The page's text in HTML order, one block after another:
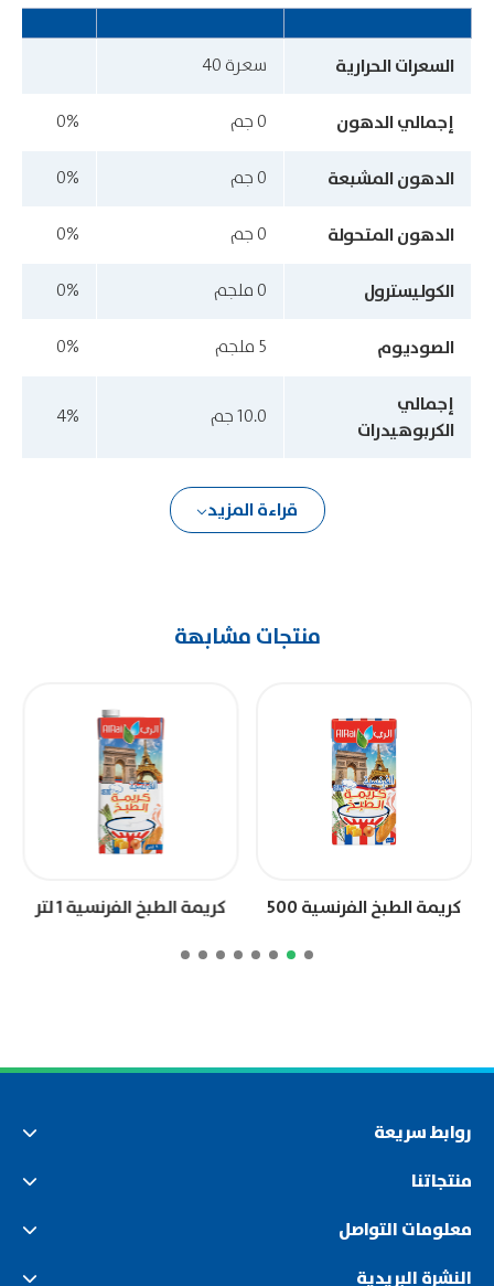
السعرات الحرارية سعرة 40
إجمالي الدهون 0 جم 0%
الدهون المشبعة 0 جم 0%
الدهون المتحولة 0 جم 0%
الكوليسترول 0 ملجم 0%
الصوديوم 5 ملجم 0%
إجمالي
الكربوهيدرات
10.0 جم 4%
قراءة المزيد
منتجات مشابهة
كريمة الطبخ الفرنسية 500
كريمة الطبخ الفرنسية 1 لتر
روابط سريعة
منتجاتنا
معلومات التواصل
النشرة البريدية